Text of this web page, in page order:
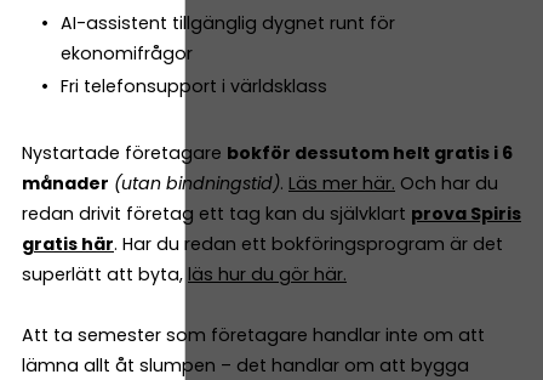
AI-assistent tillgänglig dygnet runt för
ekonomifrågor
Fri telefonsupport i världsklass
Nystartade företagare bokför dessutom helt gratis i 6
månader (utan bindningstid). Läs mer här. Och har du
redan drivit företag ett tag kan du självklart prova Spiris
gratis här. Har du redan ett bokföringsprogram är det
superlätt att byta, läs hur du gör här.
Att ta semester som företagare handlar inte om att
lämna allt åt slumpen – det handlar om att bygga